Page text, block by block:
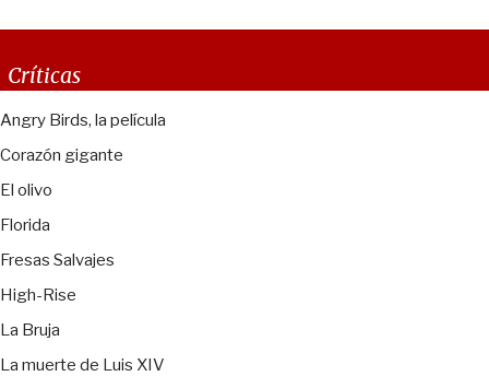
Críticas
Angry Birds, la película
Corazón gigante
El olivo
Florida
Fresas Salvajes
High-Rise
La Bruja
La muerte de Luis XIV